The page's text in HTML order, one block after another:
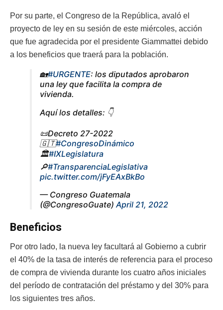
Por su parte, el Congreso de la República, avaló el
proyecto de ley en su sesión de este miércoles, acción
que fue agradecida por el presidente Giammattei debido
a los beneficios que traerá para la población.
🏡#URGENTE: los diputados aprobaron
una ley que facilita la compra de
vivienda.
Aquí los detalles: 👇
📜Decreto 27-2022
🇬🇹#CongresoDinámico
🏛️#IXLegislatura
🔎#TransparenciaLegislativa
pic.twitter.com/jFyEAxBkBo
— Congreso Guatemala
(@CongresoGuate) April 21, 2022
Beneficios
Por otro lado, la nueva ley facultará al Gobierno a cubrir
el 40% de la tasa de interés de referencia para el proceso
de compra de vivienda durante los cuatro años iniciales
del período de contratación del préstamo y del 30% para
los siguientes tres años.